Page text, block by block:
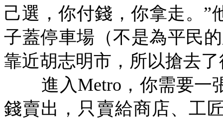
己選，你付錢，你拿走。”
子蓋停車場（不是為平民
靠近胡志明市，所以搶去
進入Metro ，你需要
錢賣出，只賣給商店、工